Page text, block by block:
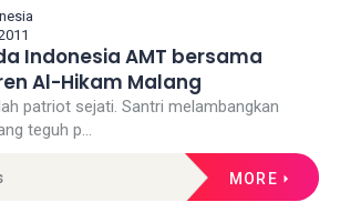
Indonesia AMT bersama
Al-Hikam Malang
patriot sejati. Santri melambangkan
teguh p...
MORE